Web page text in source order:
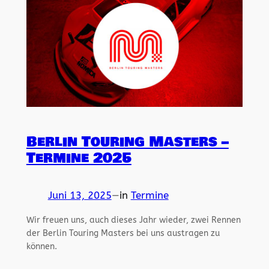
Berlin Touring Masters –
Termine 2025
Juni 13, 2025—in Termine
Wir freuen uns, auch dieses Jahr wieder, zwei Rennen
der Berlin Touring Masters bei uns austragen zu
können.